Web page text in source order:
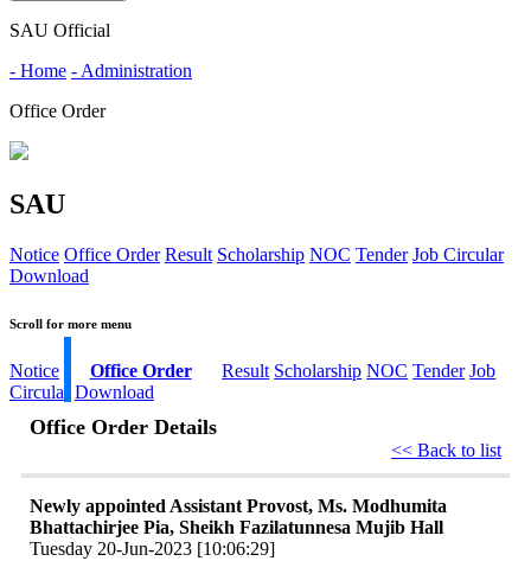
SAU Official
- Home - Administration
Office Order
SAU
Notice Office Order Result Scholarship NOC Tender Job Circular
Download
Scroll for more menu
Notice Office Order Result Scholarship NOC Tender Job
Circular Download
Office Order Details
<< Back to list
Newly appointed Assistant Provost, Ms. Modhumita
Bhattachirjee Pia, Sheikh Fazilatunnesa Mujib Hall
Tuesday 20-Jun-2023 [10:06:29]